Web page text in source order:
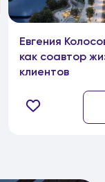
Евгения
как соавтор
клиентов